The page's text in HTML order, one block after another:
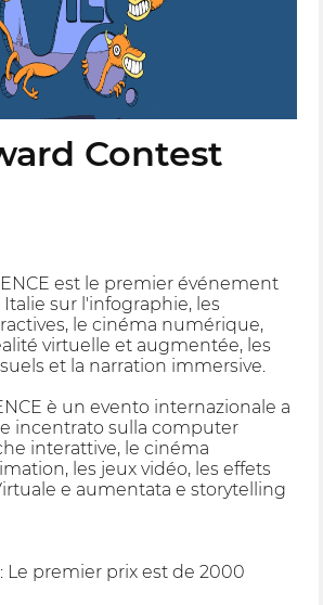
Contest
est le premier événement
sur l'infographie, les
le cinéma numérique,
virtuelle et augmentée, les
et la narration immersive.
è un evento internazionale a
incentrato sulla computer
interattive, le cinéma
les jeux vidéo, les effets
e aumentata e storytelling
: Le premier prix est de 2000